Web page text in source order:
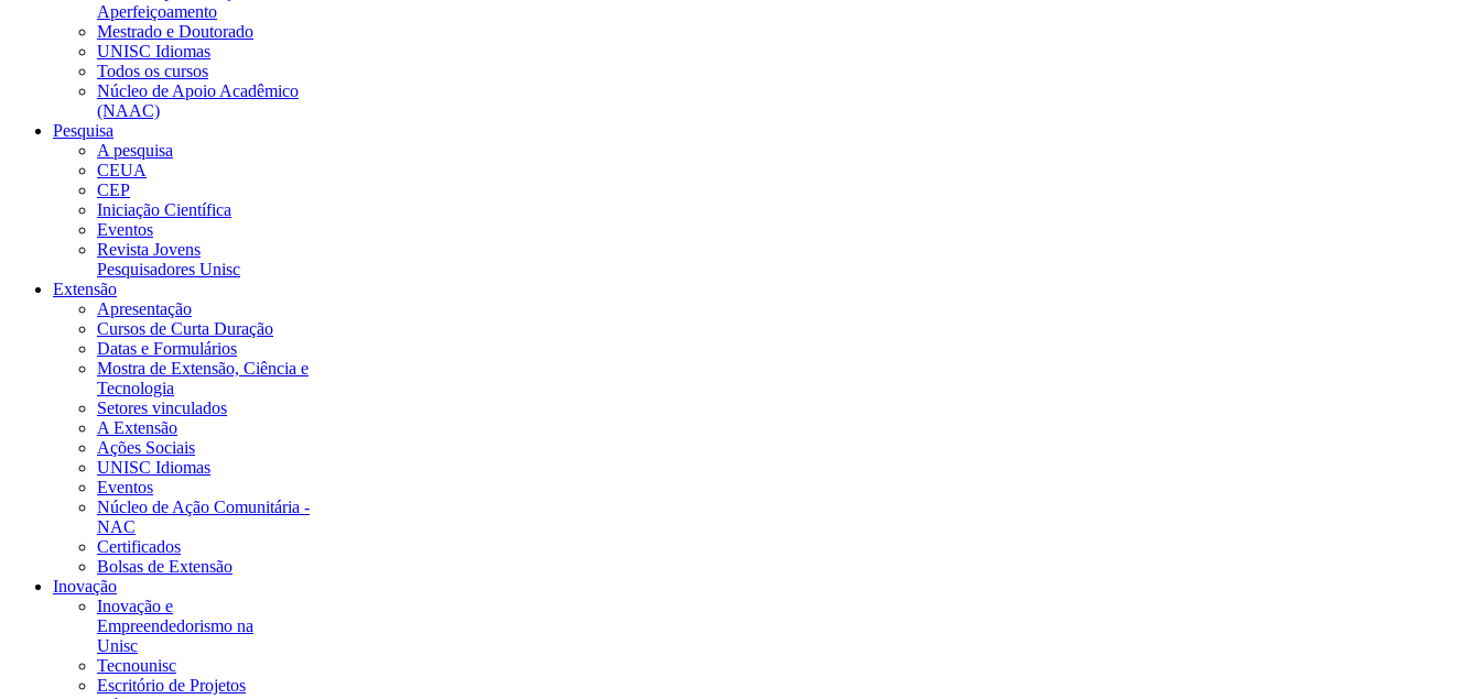
Aperfeiçoamento
Mestrado e Doutorado
UNISC Idiomas
Todos os cursos
Núcleo de Apoio Acadêmico
(NAAC)
Pesquisa
A pesquisa
CEUA
CEP
Iniciação Científica
Eventos
Revista Jovens
Pesquisadores Unisc
Extensão
Apresentação
Cursos de Curta Duração
Datas e Formulários
Mostra de Extensão, Ciência e
Tecnologia
Setores vinculados
A Extensão
Ações Sociais
UNISC Idiomas
Eventos
Núcleo de Ação Comunitária -
NAC
Certificados
Bolsas de Extensão
Inovação
Inovação e
Empreendedorismo na
Unisc
Tecnounisc
Escritório de Projetos